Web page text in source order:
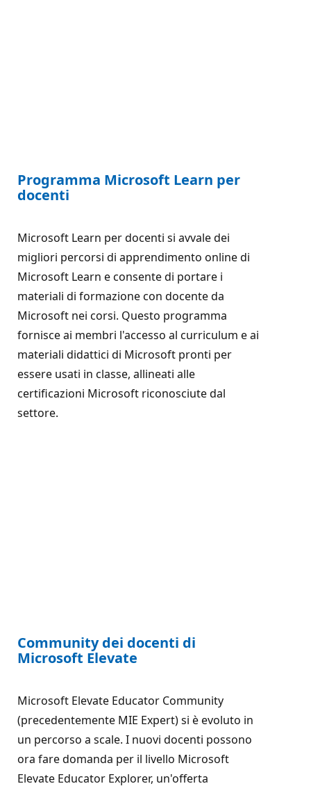
Programma Microsoft Learn per
docenti
Microsoft Learn per docenti si avvale dei
migliori percorsi di apprendimento online di
Microsoft Learn e consente di portare i
materiali di formazione con docente da
Microsoft nei corsi. Questo programma
fornisce ai membri l'accesso al curriculum e ai
materiali didattici di Microsoft pronti per
essere usati in classe, allineati alle
certificazioni Microsoft riconosciute dal
settore.
Community dei docenti di
Microsoft Elevate
Microsoft Elevate Educator Community
(precedentemente MIE Expert) si è evoluto in
un percorso a scale. I nuovi docenti possono
ora fare domanda per il livello Microsoft
Elevate Educator Explorer, un'offerta